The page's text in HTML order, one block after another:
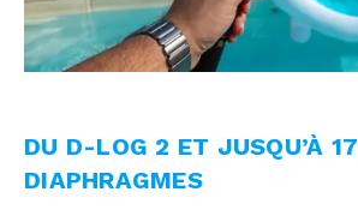
DU D-LOG 2 ET JUSQU’À 17
DIAPHRAGMES